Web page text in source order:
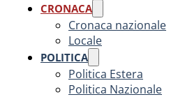
CRONACA
Cronaca nazionale
Locale
POLITICA
Politica Estera
Politica Nazionale